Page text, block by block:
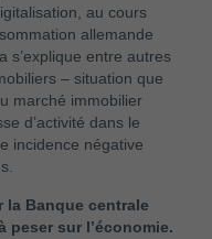
au cours
allemande
s’explique entre autres
– situation que
marché immobilier
d’activité dans le
incidence négative
la Banque centrale
peser sur l’économie.